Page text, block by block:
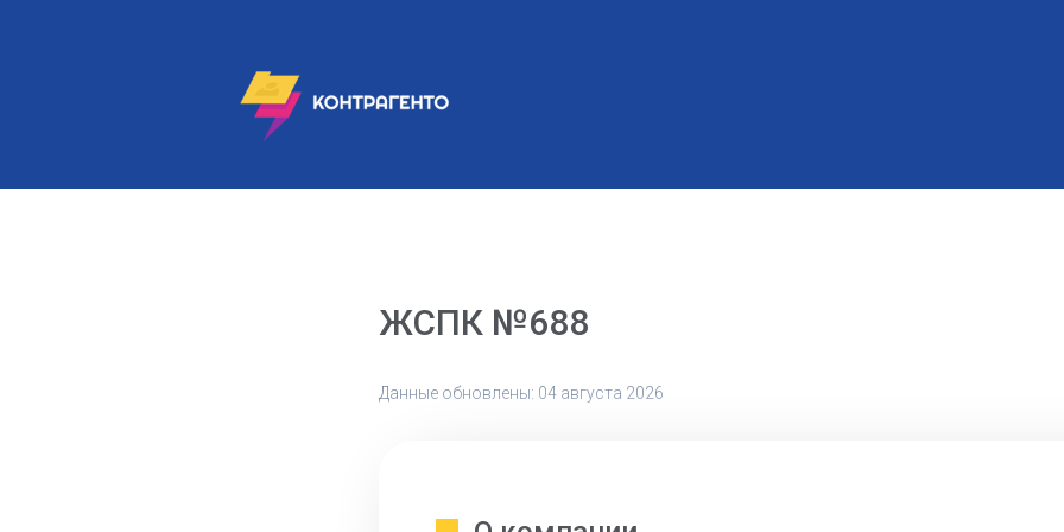
ЖСПК №688
Данные обновлены: 04 августа 2026